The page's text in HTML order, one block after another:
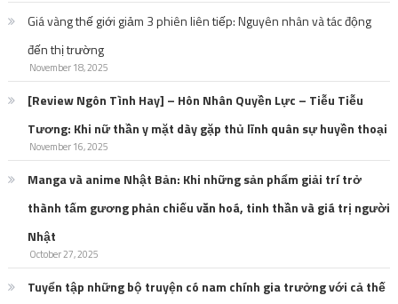
Giá vàng thế giới giảm 3 phiên liên tiếp: Nguyên nhân và tác động
đến thị trường
November 18, 2025
[Review Ngôn Tình Hay] – Hôn Nhân Quyền Lực – Tiễu Tiễu
Tương: Khi nữ thần y mặt dày gặp thủ lĩnh quân sự huyền thoại
November 16, 2025
Manga và anime Nhật Bản: Khi những sản phẩm giải trí trở
thành tấm gương phản chiếu văn hoá, tinh thần và giá trị người
Nhật
October 27, 2025
Tuyển tập những bộ truyện có nam chính gia trưởng với cả thế